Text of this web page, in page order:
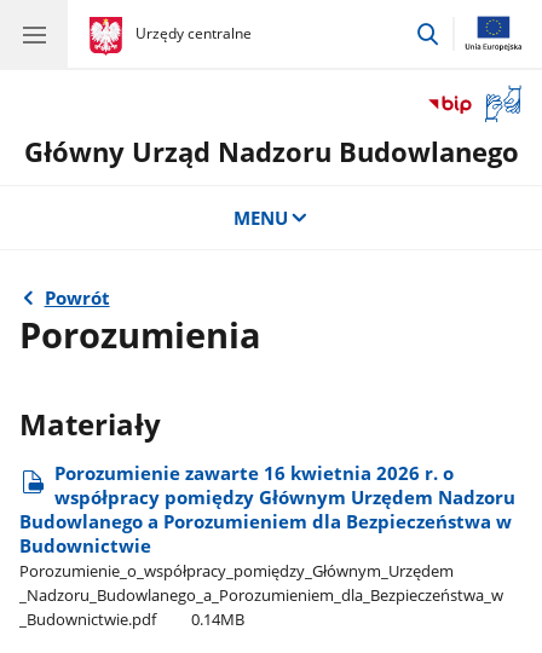
gov.pl
Urzędy centralne
gov.pl
Urzędy
przejdź
okno
z
Główny Urząd Nadzoru Budowlanego
MENU
Powrót
Porozumienia
Materiały
Porozumienie zawarte 16 kwietnia 2026 r. o
współpracy pomiędzy Głównym Urzędem Nadzoru
Budowlanego a Porozumieniem dla Bezpieczeństwa w
Budownictwie
Porozumienie​_o​_współpracy​_pomiędzy​_Głównym​_Urzędem​
_Nadzoru​_Budowlanego​_a​_Porozumieniem​_dla​_Bezpieczeństwa​_w​
_Budownictwie.pdf
0.14MB